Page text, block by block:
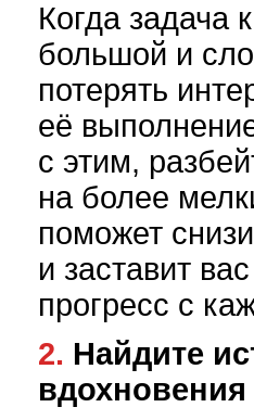
Когда задача
большой и
потерять
её
с этим,
на более
поможет
и заставит
прогресс с
2. Найдите источник
вдохновения